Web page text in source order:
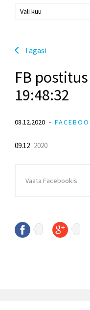
Tagasi
FB
19:48:32
08.12.2020
09.12 2020
Vaata Facebookis